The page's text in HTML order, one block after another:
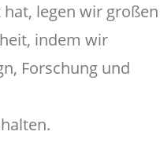
legen wir großen
indem wir
Forschung und